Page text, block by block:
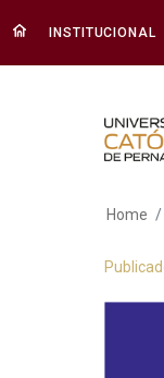
INSTITUCIONAL
O
Home